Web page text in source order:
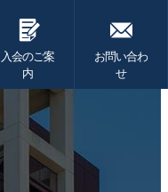
G
入会のご案
内
F
お問い合わ
せ